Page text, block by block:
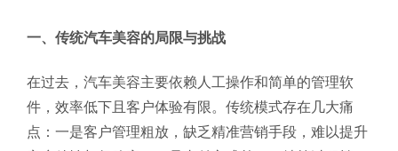
一、传统汽车美容的局限与挑战
在过去，汽车美容主要依赖人工操作和简单的管理软
件，效率低下且客户体验有限。传统模式存在几大痛
点：一是客户管理粗放，缺乏精准营销手段，难以提升